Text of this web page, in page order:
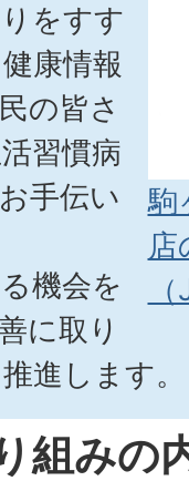
駒
店
をすす
康情報
の皆さ
習慣病
手伝い
機会を
に取り
進します。
組みの